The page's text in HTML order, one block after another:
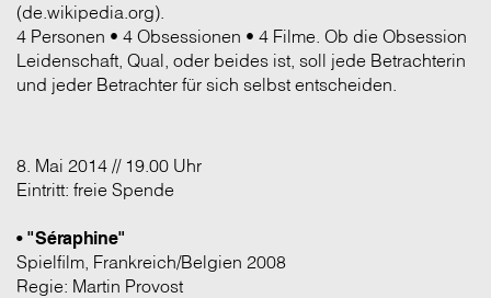
(de.wikipedia.org).
4 Personen • 4 Obsessionen • 4 Filme. Ob die Obsession
Leidenschaft, Qual, oder beides ist, soll jede Betrachterin
und jeder Betrachter für sich selbst entscheiden.
8. Mai 2014 // 19.00 Uhr
Eintritt: freie Spende
• "Séraphine"
Spielfilm, Frankreich/Belgien 2008
Regie: Martin Provost